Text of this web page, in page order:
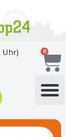
Uhr) 0